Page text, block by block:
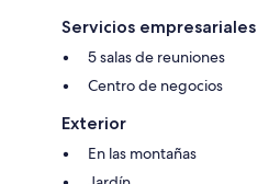
Servicios empresariales
5 salas de reuniones
Centro de negocios
Exterior
En las montañas